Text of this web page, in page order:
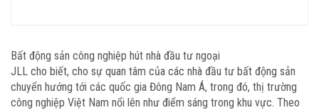
Bất động sản công nghiệp hút nhà đầu tư ngoại
JLL cho biết, cho sự quan tâm của các nhà đầu tư bất động sản
chuyển hướng tới các quốc gia Đông Nam Á, trong đó, thị trường
công nghiệp Việt Nam nổi lên như điểm sáng trong khu vực. Theo